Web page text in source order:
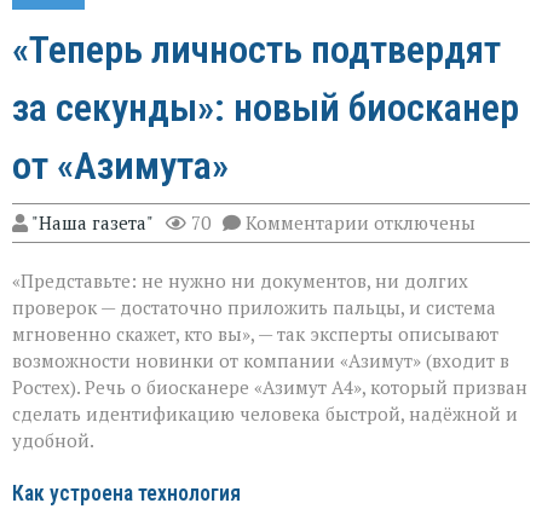
«Теперь личность подтвердят
за секунды»: новый биосканер
от «Азимута»
"Наша газета" 70 Комментарии к
записи
личность
подтвердят
за
секунды»:
новый
биосканер
от
«Азимута»
отключены
«Представьте: не нужно ни документов, ни долгих
проверок — достаточно приложить пальцы, и система
мгновенно скажет, кто вы», — так эксперты описывают
возможности новинки от компании «Азимут» (входит в
Ростех). Речь о биосканере «Азимут А4», который призван
сделать идентификацию человека быстрой, надёжной и
удобной.
Как устроена технология